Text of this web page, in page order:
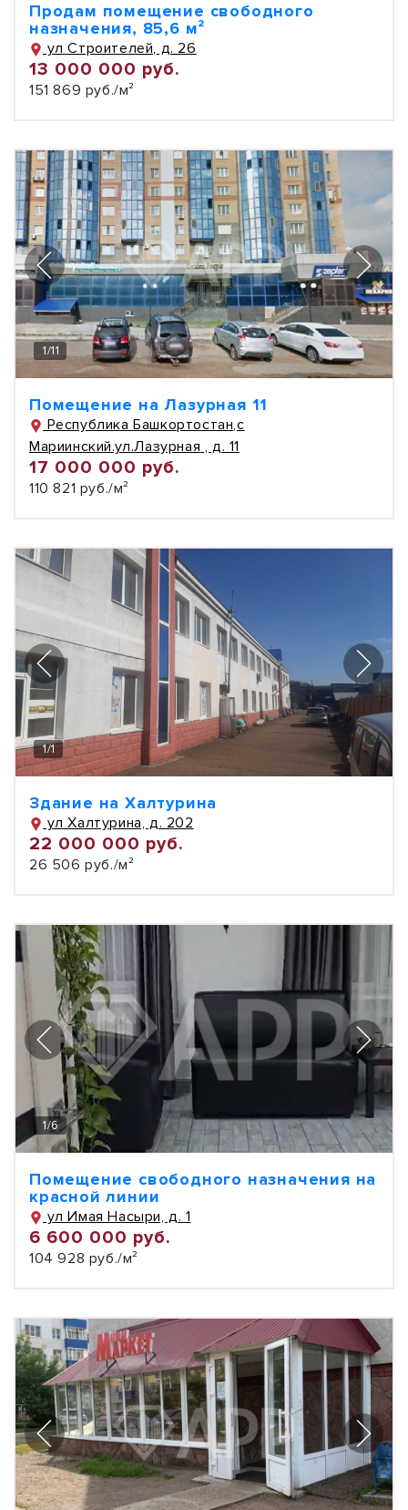
Продам помещение свободного
назначения, 85,6 м²
ул Строителей, д. 26
13 000 000 руб.
151 869 руб./м²
1/11
Помещение на Лазурная 11
Республика Башкортостан,с
Мариинский.ул.Лазурная , д. 11
17 000 000 руб.
110 821 руб./м²
1/1
Здание на Халтурина
ул Халтурина, д. 202
22 000 000 руб.
26 506 руб./м²
1/6
Помещение свободного назначения на
красной линии
ул Имая Насыри, д. 1
6 600 000 руб.
104 928 руб./м²